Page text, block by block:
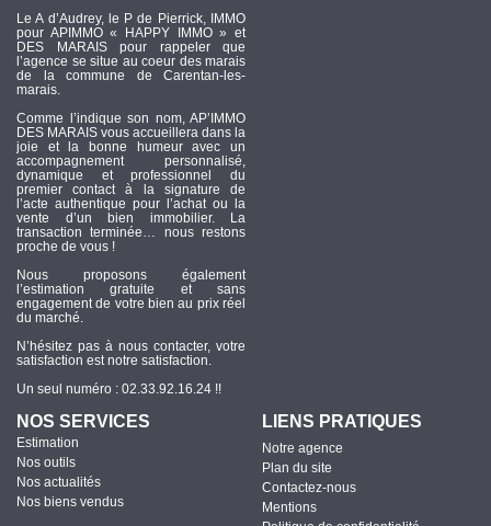
Le A d’Audrey, le P de Pierrick, IMMO
pour APIMMO « HAPPY IMMO » et
DES MARAIS pour rappeler que
l’agence se situe au coeur des marais
de la commune de Carentan-les-
marais.
Comme l’indique son nom, AP’IMMO
DES MARAIS vous accueillera dans la
joie et la bonne humeur avec un
accompagnement personnalisé,
dynamique et professionnel du
premier contact à la signature de
l’acte authentique pour l’achat ou la
vente d’un bien immobilier. La
transaction terminée… nous restons
proche de vous !
Nous proposons également
l’estimation gratuite et sans
engagement de votre bien au prix réel
du marché.
N’hésitez pas à nous contacter, votre
satisfaction est notre satisfaction.
Un seul numéro : 02.33.92.16.24 !!
NOS SERVICES
Estimation
Nos outils
Nos actualités
Nos biens vendus
LIENS PRATIQUES
Notre agence
Plan du site
Contactez-nous
Mentions